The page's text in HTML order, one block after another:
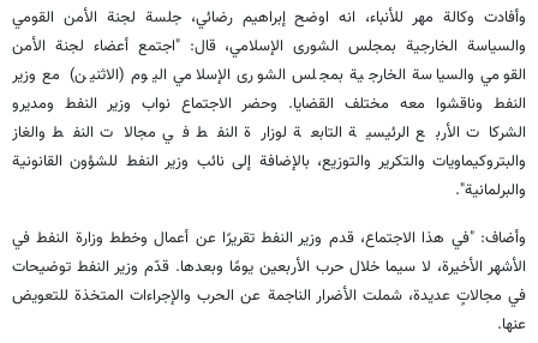
وأفادت وكالة مهر للأنباء، انه اوضح إبراهيم رضائي، جلسة لجنة الأمن القومي
والسياسة الخارجية بمجلس الشورى الإسلامي، قال: "اجتمع أعضاء لجنة الأمن
القومي والسياسة الخارجية بمجلس الشورى الإسلامي اليوم (الاثنين) مع وزير
النفط وناقشوا معه مختلف القضايا. وحضر الاجتماع نواب وزير النفط ومديرو
الشركات الأربع الرئيسية التابعة لوزارة النفط في مجالات النفط والغاز
والبتروكيماويات والتكرير والتوزيع، بالإضافة إلى نائب وزير النفط للشؤون القانونية
والبرلمانية".
وأضاف: "في هذا الاجتماع، قدم وزير النفط تقريرًا عن أعمال وخطط وزارة النفط في
الأشهر الأخيرة، لا سيما خلال حرب الأربعين يومًا وبعدها. قدّم وزير النفط توضيحات
في مجالاتٍ عديدة، شملت الأضرار الناجمة عن الحرب والإجراءات المتخذة للتعويض
عنها.